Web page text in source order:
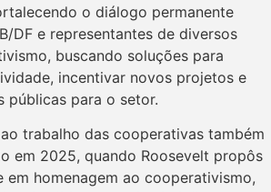
o diálogo permanente
DF e representantes de diversos
buscando soluções para
incentivar novos projetos e
públicas para o setor.
trabalho das cooperativas também
em 2025, quando Roosevelt propôs
em homenagem ao cooperativismo,